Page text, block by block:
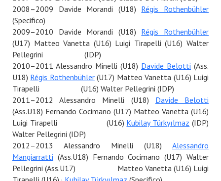
2008–2009 Davide Morandi (U18) Régis Rothenbühler
(Specifico)
2009–2010 Davide Morandi (U18) Régis Rothenbühler
(U17) Matteo Vanetta (U16) Luigi Tirapelli (U16) Walter
Pellegrini (IDP)
2010–2011 Alessandro Minelli (U18) Davide Belotti (Ass.
U18) Régis Rothenbühler(U17) Matteo Vanetta (U16) Luigi
Tirapelli (U16) Walter Pellegrini (IDP)
2011–2012 Alessandro Minelli (U18) Davide Belotti
(Ass.U18) Fernando Cocimano (U17) Matteo Vanetta (U16)
Luigi Tirapelli (U16) Kubilay Türkyılmaz (IDP)
Walter Pellegrini (IDP)
2012–2013 Alessandro Minelli (U18) Alessandro
Mangiarratti (Ass.U18) Fernando Cocimano (U17) Walter
Pellegrini (Ass.U17) Matteo Vanetta (U16) Luigi